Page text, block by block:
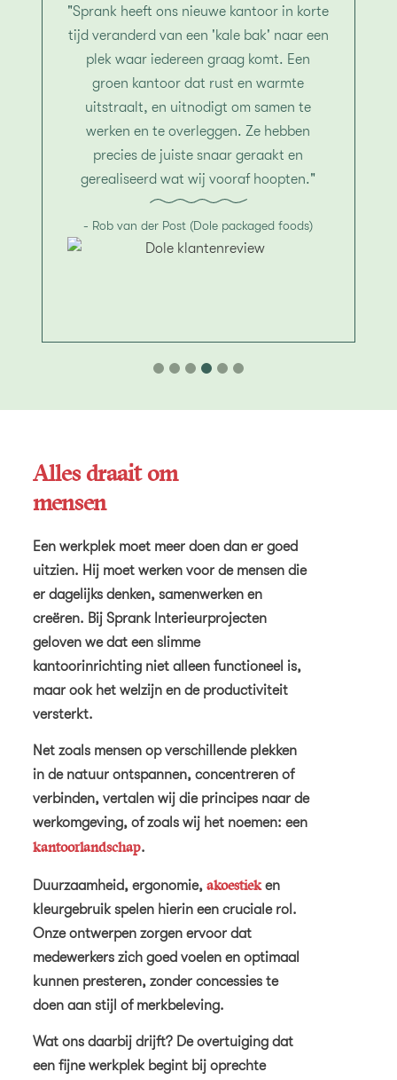
"Sprank heeft ons nieuwe kantoor in korte
tijd veranderd van een 'kale bak' naar een
plek waar iedereen graag komt. Een
groen kantoor dat rust en warmte
uitstraalt, en uitnodigt om samen te
werken en te overleggen. Ze hebben
precies de juiste snaar geraakt en
gerealiseerd wat wij vooraf hoopten."
- Rob van der Post (Dole packaged foods)
Alles draait om
mensen
Een werkplek moet meer doen dan er goed
uitzien. Hij moet werken voor de mensen die
er dagelijks denken, samenwerken en
creëren. Bij Sprank Interieurprojecten
geloven we dat een slimme
kantoorinrichting niet alleen functioneel is,
maar ook het welzijn en de productiviteit
versterkt.
Net zoals mensen op verschillende plekken
in de natuur ontspannen, concentreren of
verbinden, vertalen wij die principes naar de
werkomgeving, of zoals wij het noemen: een
kantoorlandschap.
Duurzaamheid, ergonomie, akoestieken
kleurgebruik spelen hierin een cruciale rol.
Onze ontwerpen zorgen ervoor dat
medewerkers zich goed voelen en optimaal
kunnen presteren, zonder concessies te
doen aan stijl of merkbeleving.
Wat ons daarbij drijft? De overtuiging dat
een fijne werkplek begint bij oprechte